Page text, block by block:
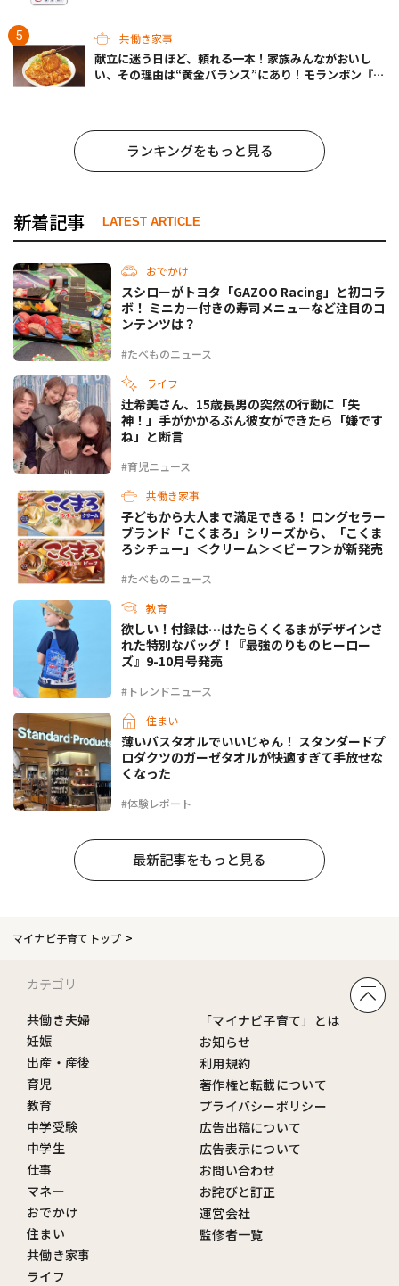
共働き家事
献立に迷う日ほど、頼れる一本！家族みんながおいし
い、その理由は“黄金バランス”にあり！モランボン『生
ランキングをもっと見る
新着記事 LATEST ARTICLE
おでかけ
#たべものニュース
スシローがトヨタ「GAZOO Racing」と初コラ
ボ！ ミニカー付きの寿司メニューなど注目のコ
ンテンツは？
ライフ
#育児ニュース
辻希美さん、15歳長男の突然の行動に「失
神！」手がかかるぶん彼女ができたら「嫌です
ね」と断言
共働き家事
#たべものニュース
子どもから大人まで満足できる！ ロングセラー
ブランド「こくまろ」シリーズから、「こくま
ろシチュー」＜クリーム＞＜ビーフ＞が新発売
教育
#トレンドニュース
欲しい！付録は…はたらくくるまがデザインさ
れた特別なバッグ！『最強のりものヒーロー
ズ』9-10月号発売
住まい
#体験レポート
薄いバスタオルでいいじゃん！ スタンダードプ
ロダクツのガーゼタオルが快適すぎて手放せな
くなった
最新記事をもっと見る
マイナビ子育てトップ
カテゴリ
共働き夫婦
妊娠
出産・産後
育児
教育
中学受験
中学生
仕事
マネー
おでかけ
住まい
共働き家事
ライフ
「マイナビ子育て」とは
お知らせ
利用規約
著作権と転載について
プライバシーポリシー
広告出稿について
広告表示について
お問い合わせ
お詫びと訂正
運営会社
監修者一覧